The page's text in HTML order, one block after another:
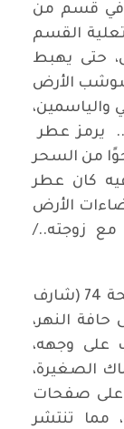
في قسم من
القسم
حتى يهبط
الأرض
والياسمين،
زخما عاليا/ 21ص).. يرمز عطر
من السحر
كان عطر
الأرض
زوجته../
ثمة لقطة شعرية مائية في الصفحة 74 (شارف
النهر،
على وجهه،
الصغيرة،
على صفحات
مما تنتشر